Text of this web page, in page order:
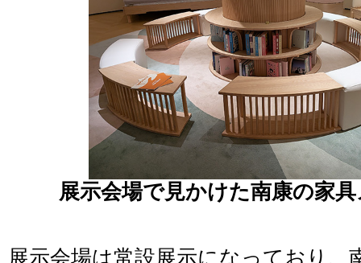
展示会場で見かけた南康の家
展示会場は常設展示になっており、